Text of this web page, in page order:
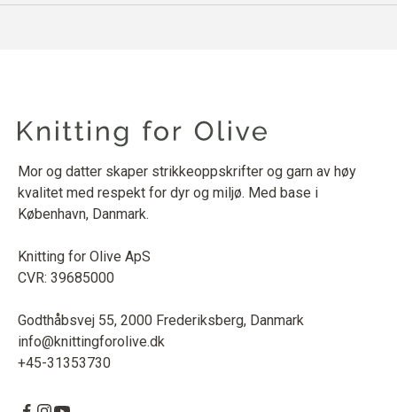
Mor og datter skaper strikkeoppskrifter og garn av høy
kvalitet med respekt for dyr og miljø. Med base i
København, Danmark.
Knitting for Olive ApS
CVR: 39685000
Godthåbsvej 55, 2000 Frederiksberg, Danmark
info@knittingforolive.dk
+45-31353730